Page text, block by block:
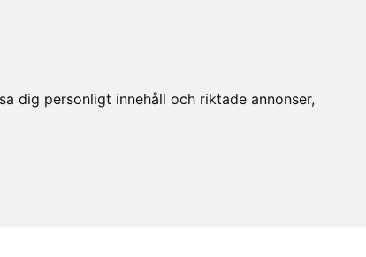
dig personligt innehåll och riktade annonser,